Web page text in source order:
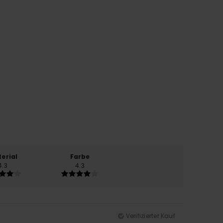
Farbe
4.3
Verifizierter Kauf